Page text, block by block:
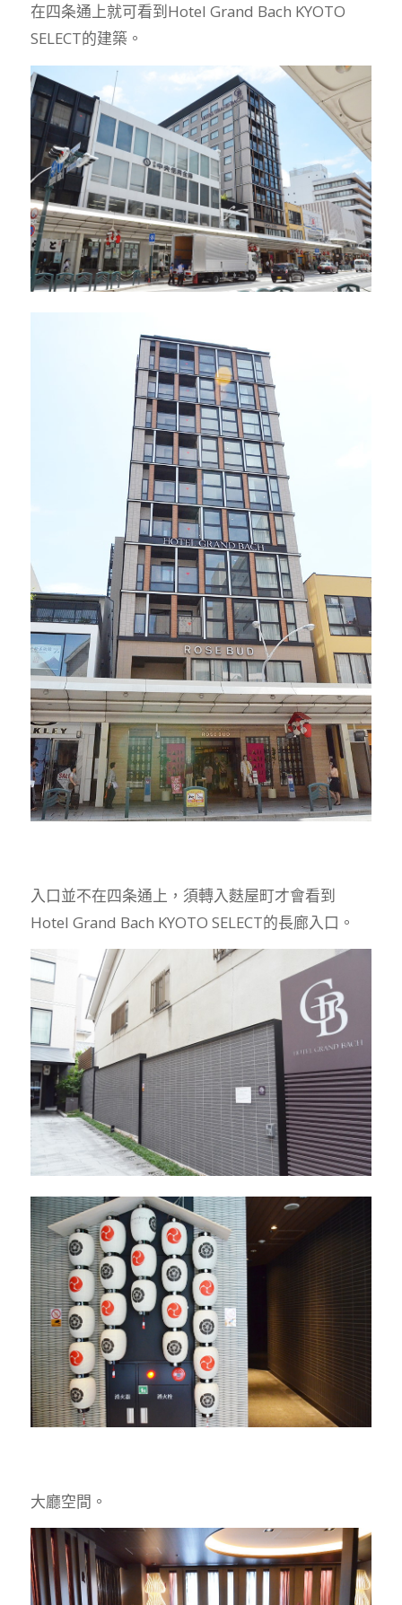
在四条通上就可看到Hotel Grand Bach KYOTO
SELECT的建築。
入口並不在四条通上，須轉入麩屋町才會看到
Hotel Grand Bach KYOTO SELECT的長廊入口。
大廳空間。